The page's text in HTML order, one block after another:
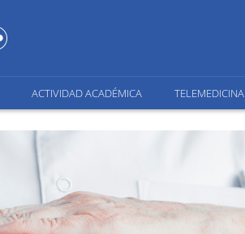
ACTIVIDAD ACADÉMICA TELEMEDICINA